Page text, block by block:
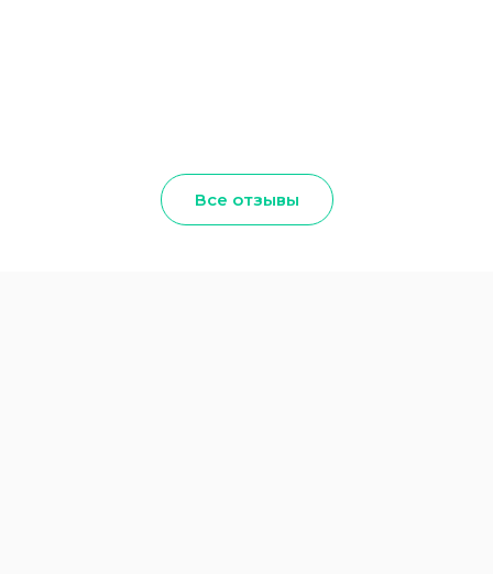
Все отзывы